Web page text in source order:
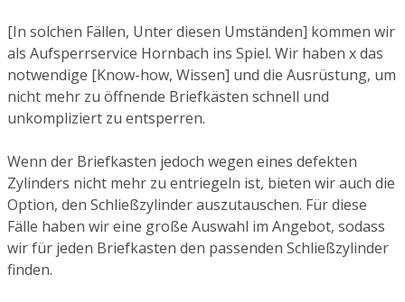
[In solchen Fällen, Unter diesen Umständen] kommen wir
als Aufsperrservice Hornbach ins Spiel. Wir haben x das
notwendige [Know-how, Wissen] und die Ausrüstung, um
nicht mehr zu öffnende Briefkästen schnell und
unkompliziert zu entsperren.
Wenn der Briefkasten jedoch wegen eines defekten
Zylinders nicht mehr zu entriegeln ist, bieten wir auch die
Option, den Schließzylinder auszutauschen. Für diese
Fälle haben wir eine große Auswahl im Angebot, sodass
wir für jeden Briefkasten den passenden Schließzylinder
finden.